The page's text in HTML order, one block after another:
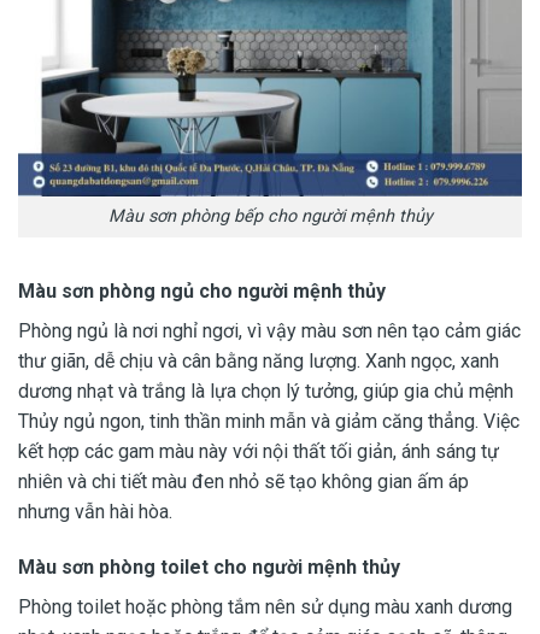
Màu sơn phòng bếp cho người mệnh thủy
Màu sơn phòng ngủ cho người mệnh thủy
Phòng ngủ là nơi nghỉ ngơi, vì vậy màu sơn nên tạo cảm giác
thư giãn, dễ chịu và cân bằng năng lượng. Xanh ngọc, xanh
dương nhạt và trắng là lựa chọn lý tưởng, giúp gia chủ mệnh
Thủy ngủ ngon, tinh thần minh mẫn và giảm căng thẳng. Việc
kết hợp các gam màu này với nội thất tối giản, ánh sáng tự
nhiên và chi tiết màu đen nhỏ sẽ tạo không gian ấm áp
nhưng vẫn hài hòa.
Màu sơn phòng toilet cho người mệnh thủy
Phòng toilet hoặc phòng tắm nên sử dụng màu xanh dương